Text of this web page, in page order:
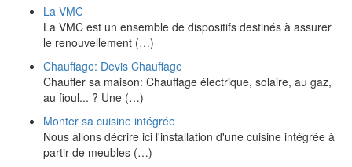
La VMC
La VMC est un ensemble de dispositifs destinés à assurer
le renouvellement (…)
Chauffage: Devis Chauffage
Chauffer sa maison: Chauffage électrique, solaire, au gaz,
au fioul... ? Une (…)
Monter sa cuisine intégrée
Nous allons décrire ici l'installation d'une cuisine intégrée à
partir de meubles (…)